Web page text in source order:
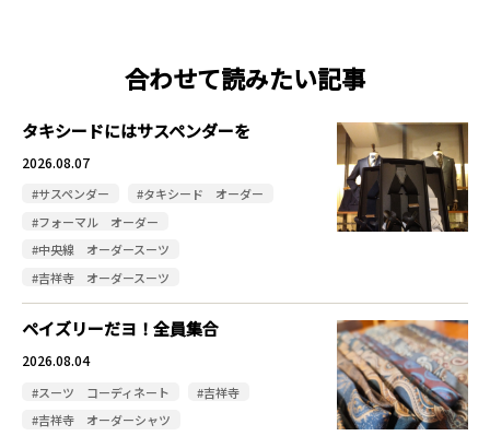
合わせて読みたい記事
タキシードにはサスペンダーを
2026.08.07
#サスペンダー
#タキシード オーダー
#フォーマル オーダー
#中央線 オーダースーツ
#吉祥寺 オーダースーツ
ペイズリーだヨ！全員集合
2026.08.04
#スーツ コーディネート
#吉祥寺
#吉祥寺 オーダーシャツ